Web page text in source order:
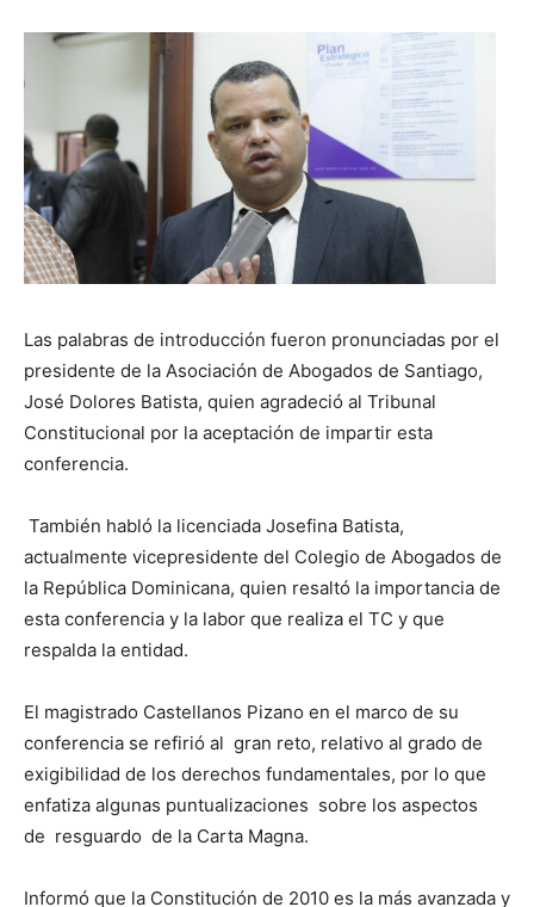
Las palabras de introducción fueron pronunciadas por el
presidente de la Asociación de Aboga​dos de Santiago,
José Dolores Batista​,​ quien agradeció al Tribunal
Constitucional por la aceptación de impartir esta
conferencia.
También habló la licenciada Josefina Batista,
actualmente vicepresidente del Colegio de Abogados de
la República Dominicana, quien resaltó la importancia de
esta conferencia y la labor que realiza el TC y que
respalda la entidad.
El magistrado Castellanos Pizano en el marco de su
conferencia se refirió al gran reto, relativo al grado de
exigibilidad de los derechos fundamentales, por lo que
enfatiza algunas puntualizaciones sobre los aspectos
de resguardo de la Carta Magna.
Informó que la Constitución de 2010 es la más avanzada y